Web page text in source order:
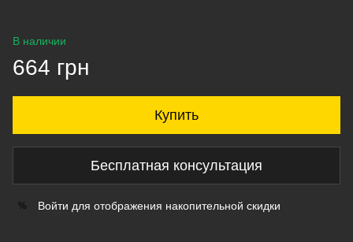
В наличии
664 грн
Купить
Бесплатная консультация
% Войти для отображения накопительной скидки